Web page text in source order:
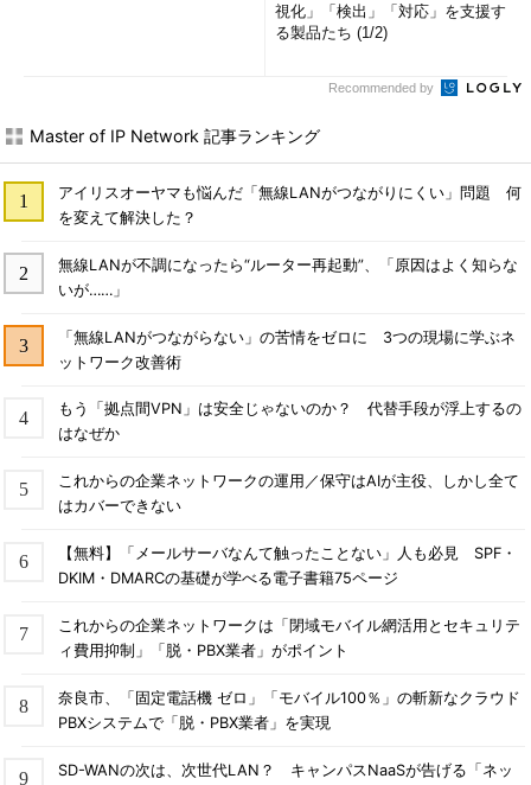
視化」「検出」「対応」を支援す
る製品たち (1/2)
Recommended by
Master of IP Network 記事ランキング
アイリスオーヤマも悩んだ「無線LANがつながりにくい」問題 何
を変えて解決した？
無線LANが不調になったら“ルーター再起動”、「原因はよく知らな
いが……」
「無線LANがつながらない」の苦情をゼロに 3つの現場に学ぶネ
ットワーク改善術
もう「拠点間VPN」は安全じゃないのか？ 代替手段が浮上するの
はなぜか
これからの企業ネットワークの運用／保守はAIが主役、しかし全て
はカバーできない
【無料】「メールサーバなんて触ったことない」人も必見 SPF・
DKIM・DMARCの基礎が学べる電子書籍75ページ
これからの企業ネットワークは「閉域モバイル網活用とセキュリテ
ィ費用抑制」「脱・PBX業者」がポイント
奈良市、「固定電話機 ゼロ」「モバイル100％」の斬新なクラウド
PBXシステムで「脱・PBX業者」を実現
SD-WANの次は、次世代LAN？ キャンパスNaaSが告げる「ネッ